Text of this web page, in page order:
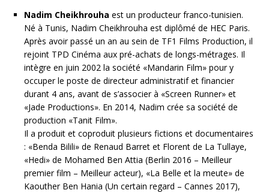
Nadim Cheikhrouha est un producteur franco-tunisien.
Né à Tunis, Nadim Cheikhrouha est diplômé de HEC Paris.
Après avoir passé un an au sein de TF1 Films Production, il
rejoint TPD Cinéma aux pré-achats de longs-métrages. Il
intègre en juin 2002 la société «Mandarin Film» pour y
occuper le poste de directeur administratif et financier
durant 4 ans, avant de s’associer à «Screen Runner» et
«Jade Productions». En 2014, Nadim crée sa société de
production «Tanit Film».
Il a produit et coproduit plusieurs fictions et documentaires
: «Benda Bilili» de Renaud Barret et Florent de La Tullaye,
«Hedi» de Mohamed Ben Attia (Berlin 2016 – Meilleur
premier film – Meilleur acteur), «La Belle et la meute» de
Kaouther Ben Hania (Un certain regard – Cannes 2017),